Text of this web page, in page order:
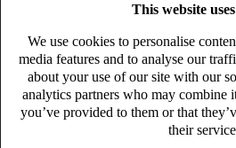
This website
We use cookies to personalise
media features and to analyse our
about your use of our site with our
analytics partners who may combine
you’ve provided to them or that
their